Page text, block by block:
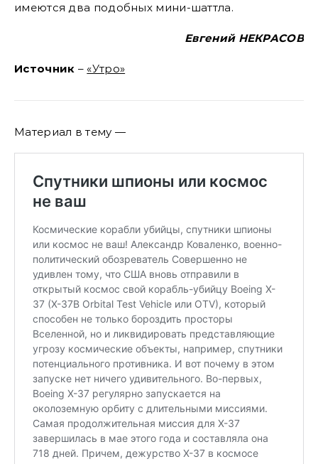
имеются два подобных мини-шаттла.
Евгений НЕКРАСОВ
Источник – «Утро»
Материал в тему —